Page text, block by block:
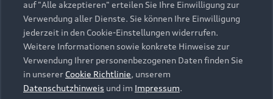
Gebrauchtwagen
Finanzierung
Aktionen & Angebote
Geschäftskunden
Audi Services
Garantie
Audi digital services
myAudi
Kundenservice
Händlersuche
Audi Code
Über Audi
Unternehmen
Karriere
auf "Alle akzeptieren" erteilen Sie Ihre Einwilligung zur
Verwendung aller Dienste. Sie können Ihre Einwilligung
jederzeit in den Cookie-Einstellungen widerrufen.
Weitere Informationen sowie konkrete Hinweise zur
Verwendung Ihrer personenbezogenen Daten finden Sie
in unserer Cookie Richtlinie, unserem
Datenschutzhinweis und im Impressum.